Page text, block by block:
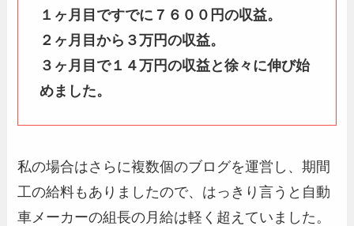
１ヶ月目ですでに７６００円の収益。
２ヶ月目から３万円の収益。
３ヶ月目で１４万円の収益と徐々に伸び始
めました。
私の場合はさらに複数個のブログを運営し、期間
工の給料もありましたので、はっきり言うと自動
車メーカーの組長の月給は軽く超えていました。